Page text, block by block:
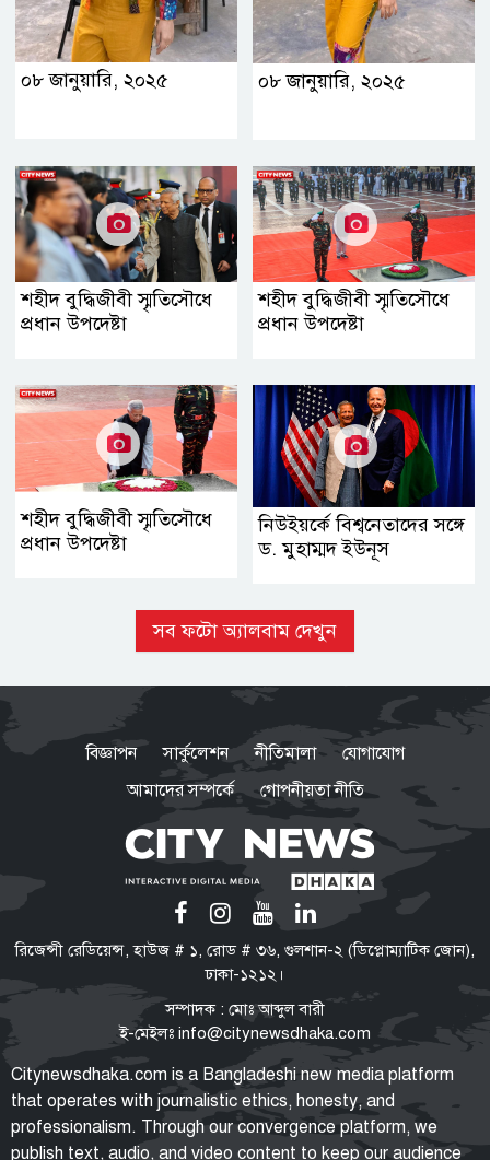
০৮ জানুয়ারি, ২০২৫ ০৮ জানুয়ারি, ২০২৫
শহীদ বুদ্ধিজীবী স্মৃতিসৌধে
প্রধান উপদেষ্টা
শহীদ বুদ্ধিজীবী স্মৃতিসৌধে
প্রধান উপদেষ্টা
শহীদ বুদ্ধিজীবী স্মৃতিসৌধে
প্রধান উপদেষ্টা
নিউইয়র্কে বিশ্বনেতাদের সঙ্গে
ড. মুহাম্মদ ইউনূস
সব ফটো অ্যালবাম দেখুন
বিজ্ঞাপন সার্কুলেশন নীতিমালা
যোগাযোগ
আমাদের সম্পর্কে
গোপনীয়তা নীতি
রিজেন্সী রেডিয়েন্স, হাউজ # ১, রোড # ৩৬, গুলশান-২ (ডিপ্লোম্যাটিক জোন),
ঢাকা-১২১২।
সম্পাদক : মোঃ আব্দুল বারী
ই-মেইলঃ info@citynewsdhaka.com
Citynewsdhaka.com is a Bangladeshi new media platform
that operates with journalistic ethics, honesty, and
professionalism. Through our convergence platform, we
publish text, audio, and video content to keep our audience